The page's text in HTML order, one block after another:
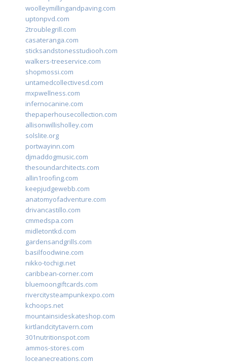
woolleymillingandpaving.com
uptonpvd.com
2troublegrill.com
casateranga.com
sticksandstonesstudiooh.com
walkers-treeservice.com
shopmossi.com
untamedcollectivesd.com
mxpwellness.com
infernocanine.com
thepaperhousecollection.com
allisonwillisholley.com
solslite.org
portwayinn.com
djmaddogmusic.com
thesoundarchitects.com
allin1roofing.com
keepjudgewebb.com
anatomyofadventure.com
drivancastillo.com
cmmedspa.com
midletontkd.com
gardensandgrills.com
basilfoodwine.com
nikko-tochigi.net
caribbean-corner.com
bluemoongiftcards.com
rivercitysteampunkexpo.com
kchoops.net
mountainsideskateshop.com
kirtlandcitytavern.com
301nutritionspot.com
ammos-stores.com
loceanecreations.com